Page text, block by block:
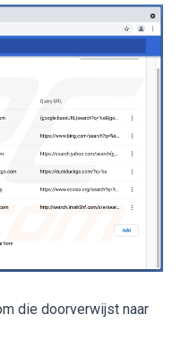
die doorverwijst naar